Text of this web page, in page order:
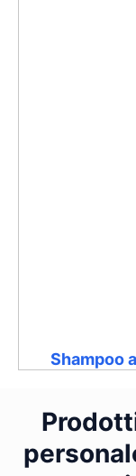
Shampoo